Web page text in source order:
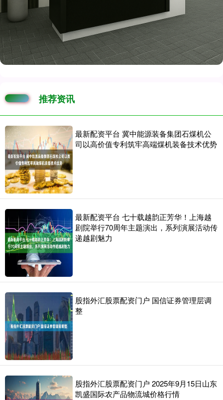
推荐资讯
最新配资平台 冀中能源装备集团石煤机公
司以高价值专利筑牢高端煤机装备技术优势
最新配资平台 七十载越韵正芳华！上海越
剧院举行70周年主题演出，系列演展活动传
递越剧魅力
股指外汇股票配资门户 国信证券管理层调
整
股指外汇股票配资门户 2025年9月15日山东
凯盛国际农产品物流城价格行情